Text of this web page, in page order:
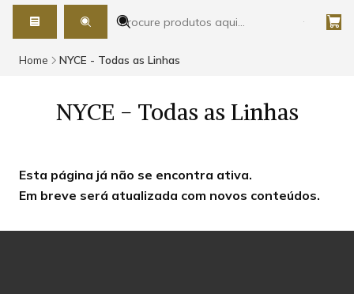
Home NYCE - Todas as Linhas
NYCE - Todas as Linhas
Esta página já não se encontra ativa.
Em breve será atualizada com novos conteúdos.